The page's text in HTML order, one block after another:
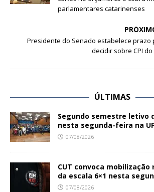
parlamentares catarinenses
Presidente do Senado estabelece prazo
decidir sobre CPI do
ÚLTIMAS
Segundo semestre letivo
nesta segunda-feira na
07/08/2026
CUT convoca
da escala 6×1 nesta
07/08/2026